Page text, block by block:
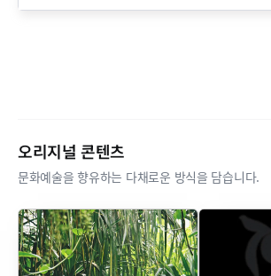
오리지널 콘텐츠
문화예술을 향유하는 다채로운 방식을 담습니다.